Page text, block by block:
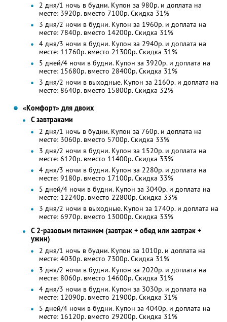
2 дня/1 ночь в будни. Купон за 980р. и доплата на
месте: 3920р. вместо 7100р. Скидка 31%
3 дня/2 ночи в будни. Купон за 1960р. и доплата на
месте: 7840р. вместо 14200р. Скидка 31%
4 дня/3 ночи в будни. Купон за 2940р. и доплата на
месте: 11760р. вместо 21300р. Скидка 31%
5 дней/4 ночи в будни. Купон за 3920р. и доплата на
месте: 15680р. вместо 28400р. Скидка 31%
3 дня/2 ночи в выходные. Купон за 2160р. и доплата на
месте: 8640р. вместо 15800р. Скидка 32%
«Комфорт» для двоих
С завтраками
2 дня/1 ночь в будни. Купон за 760р. и доплата на
месте: 3060р. вместо 5700р. Скидка 33%
3 дня/2 ночи в будни. Купон за 1520р. и доплата на
месте: 6120р. вместо 11400р. Скидка 33%
4 дня/3 ночи в будни. Купон за 2280р. и доплата на
месте: 9180р. вместо 17100р. Скидка 33%
5 дней/4 ночи в будни. Купон за 3040р. и доплата на
месте: 12240р. вместо 22800р. Скидка 33%
3 дня/2 ночи в выходные. Купон за 1740р. и доплата на
месте: 6970р. вместо 13000р. Скидка 33%
С 2-разовым питанием (завтрак + обед или завтрак +
ужин)
2 дня/1 ночь в будни. Купон за 1010р. и доплата на
месте: 4030р. вместо 7300р. Скидка 31%
3 дня/2 ночи в будни. Купон за 2020р. и доплата на
месте: 8060р. вместо 14600р. Скидка 31%
4 дня/3 ночи в будни. Купон за 3030р. и доплата на
месте: 12090р. вместо 21900р. Скидка 31%
5 дней/4 ночи в будни. Купон за 4040р. и доплата на
месте: 16120р. вместо 29200р. Скидка 31%